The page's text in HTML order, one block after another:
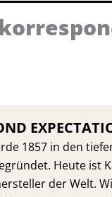
1857 in den
Heute ist
der Welt.